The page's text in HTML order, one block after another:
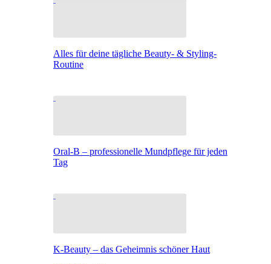
Alles für deine tägliche Beauty- & Styling-
Routine
Oral-B – professionelle Mundpflege für jeden
Tag
K-Beauty – das Geheimnis schöner Haut